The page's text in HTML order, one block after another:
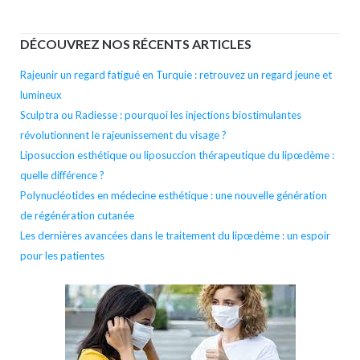
DÉCOUVREZ NOS RÉCENTS ARTICLES
Rajeunir un regard fatigué en Turquie : retrouvez un regard jeune et
lumineux
Sculptra ou Radiesse : pourquoi les injections biostimulantes
révolutionnent le rajeunissement du visage ?
Liposuccion esthétique ou liposuccion thérapeutique du lipœdème :
quelle différence ?
Polynucléotides en médecine esthétique : une nouvelle génération
de régénération cutanée
Les dernières avancées dans le traitement du lipœdème : un espoir
pour les patientes